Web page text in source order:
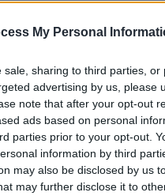
My Personal
sale, sharing to third parties,
advertising by us, please
note that after your opt-out
ads based on personal
parties prior to your opt-out.
information by third
may also be disclosed by us
may further disclose it to
régészeti kincseket
szerint több mint
váza, illetve feliratos
melyeket Lazio
valamint Szardínia
szintén